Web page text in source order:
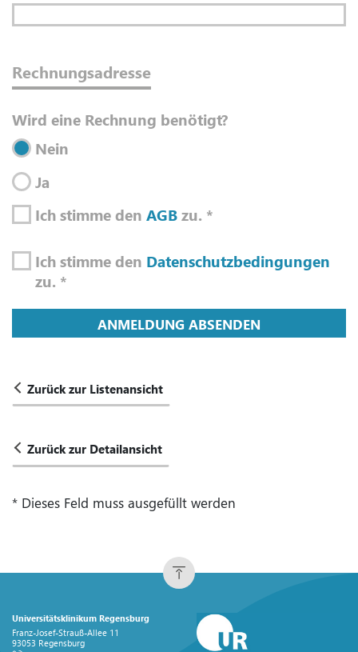
Rechnungsadresse
Wird eine Rechnung benötigt?
Nein
Ja
Ich stimme den AGB zu. *
Ich stimme den Datenschutzbedingungen
zu. *
ANMELDUNG ABSENDEN
Zurück zur Listenansicht
Zurück zur Detailansicht
* Dieses Feld muss ausgefüllt werden
Universitätsklinikum Regensburg
Franz-Josef-Strauß-Allee 11
93053 Regensburg